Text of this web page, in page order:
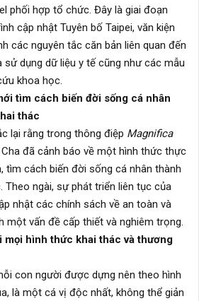
phối hợp tổ chức. Đây là giai đoạn
cập nhật Tuyên bố Taipei, văn kiện
các nguyên tắc căn bản liên quan đến
sử dụng dữ liệu y tế cũng như các mẫu
khoa học.
tìm cách biến đời sống cá nhân
thác
lại rằng trong thông điệp Magnifica
đã cảnh báo về một hình thức thực
tìm cách biến đời sống cá nhân thành
Theo ngài, sự phát triển liên tục của
nhật các chính sách về an toàn và
một vấn đề cấp thiết và nghiêm trọng.
mọi hình thức khai thác và thương
con người được dựng nên theo hình
là một cá vị độc nhất, không thể giản